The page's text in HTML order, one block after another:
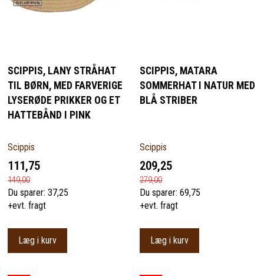
SCIPPIS, LANY STRÅHAT
TIL BØRN, MED FARVERIGE
LYSERØDE PRIKKER OG ET
HATTEBÅND I PINK
Scippis
111,75
149,00
Du sparer: 37,25
+evt. fragt
Læg i kurv
SCIPPIS, MATARA
SOMMERHAT I NATUR MED
BLÅ STRIBER
Scippis
209,25
279,00
Du sparer: 69,75
+evt. fragt
Læg i kurv